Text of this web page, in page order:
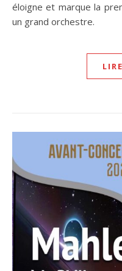
éloigne et marque la
un grand orchestre.